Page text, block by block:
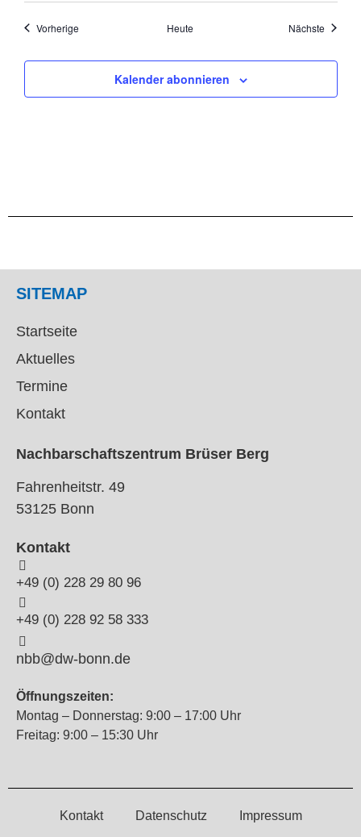
VorherigeVeranstaltungen Heute Nächste
Kalender abonnieren
SITEMAP
Startseite
Aktuelles
Termine
Kontakt
Nachbarschaftszentrum Brüser Berg
Fahrenheitstr. 49
53125 Bonn
Kontakt
+49 (0) 228 29 80 96
+49 (0) 228 92 58 333
nbb@dw-bonn.de
Öffnungszeiten:
Montag – Donnerstag: 9:00 – 17:00 Uhr
Freitag: 9:00 – 15:30 Uhr
Kontakt Datenschutz Impressum